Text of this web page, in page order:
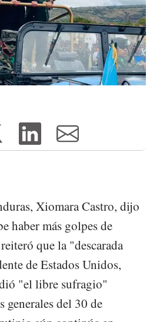
Xiomara Castro, dijo
haber más golpes de
que la "descarada
de Estados Unidos,
"el libre sufragio"
generales del 30 de